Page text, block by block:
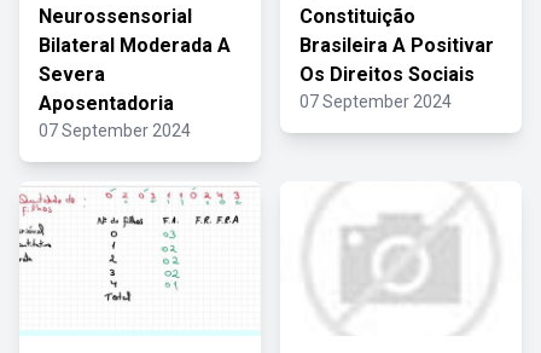
Neurossensorial
Bilateral Moderada A
Severa
Aposentadoria
07 September 2024
Constituição
Brasileira A Positivar
Os Direitos Sociais
07 September 2024